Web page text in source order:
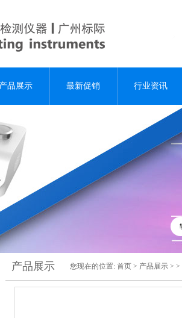
产品展示 最新促销 行业资讯
产品展示 您现在的位置: 首页 > 产品展示 > >